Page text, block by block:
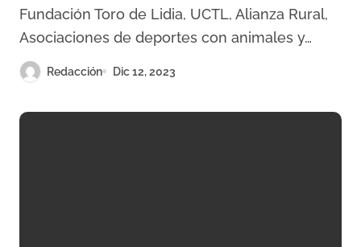
Fundación Toro de Lidia, UCTL, Alianza Rural,
Asociaciones de deportes con animales y…
Redacción Dic 12, 2023